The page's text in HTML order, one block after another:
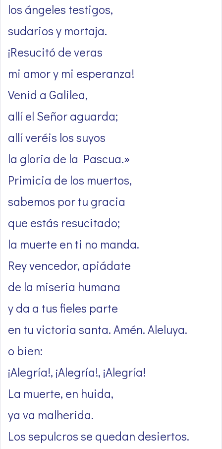
los ángeles testigos,
sudarios y mortaja.
¡Resucitó de veras
mi amor y mi esperanza!
Venid a Galilea,
allí el Señor aguarda;
allí veréis los suyos
la gloria de la Pascua.»
Primicia de los muertos,
sabemos por tu gracia
que estás resucitado;
la muerte en ti no manda.
Rey vencedor, apiádate
de la miseria humana
y da a tus fieles parte
en tu victoria santa. Amén. Aleluya.
o bien:
¡Alegría!, ¡Alegría!, ¡Alegría!
La muerte, en huida,
ya va malherida.
Los sepulcros se quedan desiertos.